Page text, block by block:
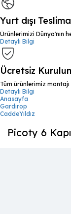
Yurt dışı
Ürünlerimizi Dünya'nın
Detaylı Bilgi
Ücretsiz
Tüm ürünlerimiz
Detaylı Bilgi
Anasayfa
Gardırop
CaddeYıldız
Picoty 6